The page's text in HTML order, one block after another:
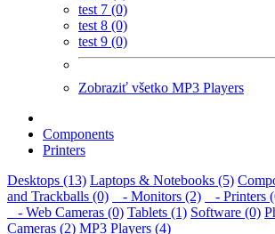
test 7 (0)
test 8 (0)
test 9 (0)
Zobraziť všetko MP3 Players
Components
Printers
Desktops (13) Laptops & Notebooks (5)
and Trackballs (0)
- Monitors (2) - Printers
- Web Cameras (0) Tablets (1) Software (0)
Cameras (2) MP3 Players (4)